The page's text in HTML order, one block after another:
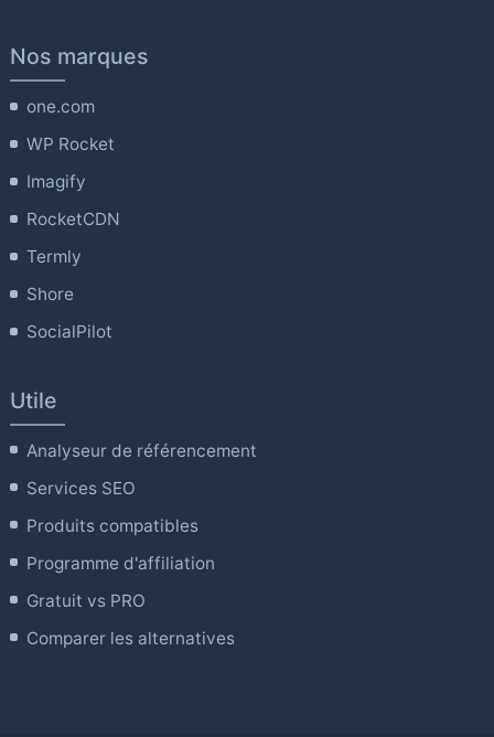
Nos marques
one.com
WP Rocket
Imagify
RocketCDN
Termly
Shore
SocialPilot
Utile
Analyseur de référencement
Services SEO
Produits compatibles
Programme d'affiliation
Gratuit vs PRO
Comparer les alternatives